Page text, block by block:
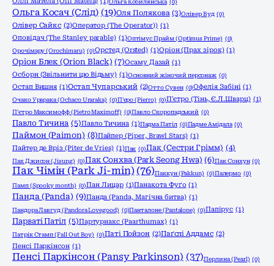
Ольга Кобилянська (0)
Ольга Косач (Слід) (19)Оля Полякова (3)Олівер Вуд (0)
Олівер Сайкс (2)Оператор (The Operator)) (1)
Оповідач (The Stanley parable) (1)Оптімус Прайм (Optimus Prime) (0)
Орочімару (Orochimaru) (0)Орстед (Orsted) (1)Оріон (Прах зірок) (1)
Оріон Блек (Orion Black) (7)Осаму Дазай (1)
Осборн (Звільнити цю Відьму) (1)Основний жіночий персонаж (0)
Остап Вишня (1)Остап Чупарський (2)Отто Сувен (0)Офелія Забіні (1)
Очако Урарака (Ochaco Uraraka) (0)П'єро (Pierro) (0)П'єтро (Тінь, Є.Л.Шварц) (1)
П'єтро Максимофф (Pietro Maximoff) (0)Павло Скоропадський (0)
Павло Тичина (5)Павло Тичина (1)Падма Патіл (0)Падме Амідала (0)
Паймон (Paimon) (8)Пайпер (Piper, Brawl Stars) (1)
Пайтер де Вріз (Piter de Vries) (1)Пак (0)Пак (Сестри Грімм) (4)
Пак Джисон (Jisung) (0)Пак Сонхва (Park Seong Hwa) (6)Пак Сонхун (0)
Пак Чімін (Park Ji-min) (76)Паккун (Pakkun) (0)Палермо (0)
Памп (Spooky month) (0)Пан Лицар (1)Панакота Фуґо (1)
Панда (Panda) (9)Панда (Panda, Магічна битва) (1)
Пандора Лавгуд (Pandora Lovegood) (0)Панталоне (Pantalone) (0)Папірус (1)
Парваті Патіл (5)Партурнакс (Paarthurnax) (1)
Патрік Стамп (Fall Out Boy) (0)Паті Пойзон (2)Паґслі Аддамс (2)
Пенсі Паркінсон (1)
Пенсі Паркінсон (Pansy Parkinson) (37)Перлина (Pearl) (0)